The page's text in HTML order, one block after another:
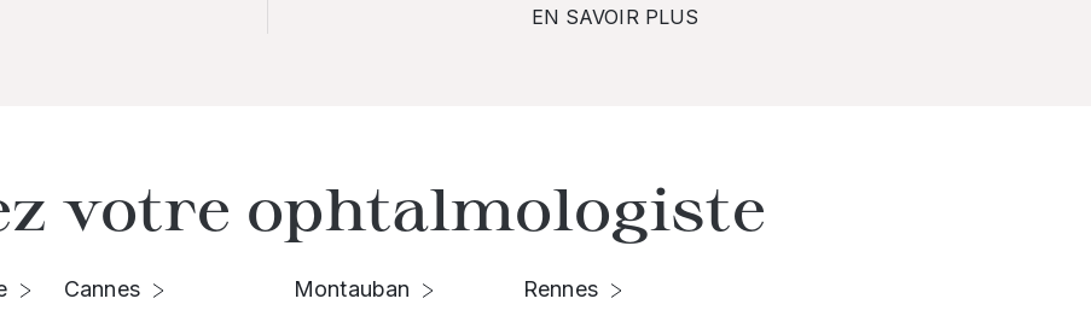
EN SAVOIR PLUS
votre ophtalmologiste
Cannes
Montauban
Rennes